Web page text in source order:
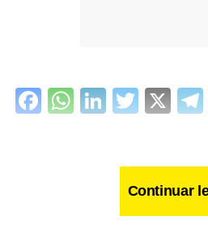
Facebook
WhatsApp
LinkedIn
X
Continuar